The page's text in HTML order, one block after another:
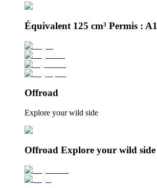
Équivalent 125 cm³ Permis : A1
Offroad
Explore your wild side
Offroad Explore your wild side